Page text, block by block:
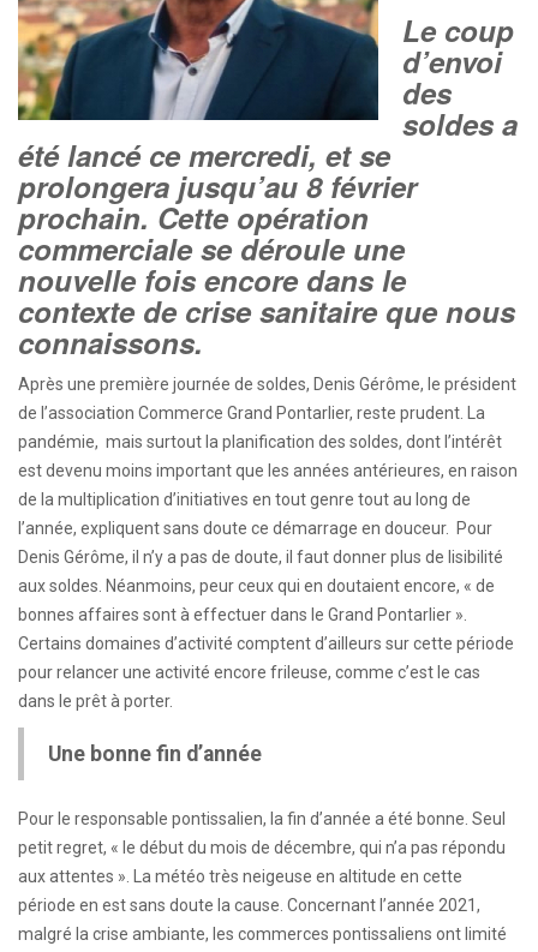
Le coup
d’envoi
des
soldes a
été lancé ce mercredi, et se
prolongera jusqu’au 8 février
prochain. Cette opération
commerciale se déroule une
nouvelle fois encore dans le
contexte de crise sanitaire que nous
connaissons.
Après une première journée de soldes, Denis Gérôme, le président
de l’association Commerce Grand Pontarlier, reste prudent. La
pandémie, mais surtout la planification des soldes, dont l’intérêt
est devenu moins important que les années antérieures, en raison
de la multiplication d’initiatives en tout genre tout au long de
l’année, expliquent sans doute ce démarrage en douceur. Pour
Denis Gérôme, il n’y a pas de doute, il faut donner plus de lisibilité
aux soldes. Néanmoins, peur ceux qui en doutaient encore, « de
bonnes affaires sont à effectuer dans le Grand Pontarlier ».
Certains domaines d’activité comptent d’ailleurs sur cette période
pour relancer une activité encore frileuse, comme c’est le cas
dans le prêt à porter.
Une bonne fin d’année
Pour le responsable pontissalien, la fin d’année a été bonne. Seul
petit regret, « le début du mois de décembre, qui n’a pas répondu
aux attentes ». La météo très neigeuse en altitude en cette
période en est sans doute la cause. Concernant l’année 2021,
malgré la crise ambiante, les commerces pontissaliens ont limité